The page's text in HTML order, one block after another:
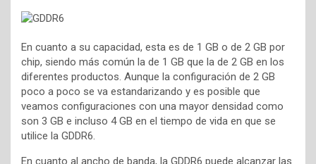
En cuanto a su capacidad, esta es de 1 GB o de 2 GB por
chip, siendo más común la de 1 GB que la de 2 GB en los
diferentes productos. Aunque la configuración de 2 GB
poco a poco se va estandarizando y es posible que
veamos configuraciones con una mayor densidad como
son 3 GB e incluso 4 GB en el tiempo de vida en que se
utilice la GDDR6.
En cuanto al ancho de banda, la GDDR6 puede alcanzar las